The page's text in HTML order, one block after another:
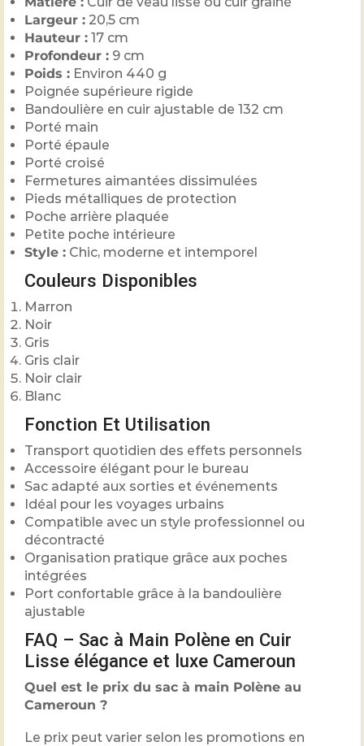
Largeur : 20,5 cm
Hauteur : 17 cm
Profondeur : 9 cm
Poids : Environ 440 g
Poignée supérieure rigide
Bandoulière en cuir ajustable de 132 cm
Porté main
Porté épaule
Porté croisé
Fermetures aimantées dissimulées
Pieds métalliques de protection
Poche arrière plaquée
Petite poche intérieure
Style : Chic, moderne et intemporel
Couleurs Disponibles
Marron
Noir
Gris
Gris clair
Noir clair
Blanc
Fonction Et Utilisation
Transport quotidien des effets personnels
Accessoire élégant pour le bureau
Sac adapté aux sorties et événements
Idéal pour les voyages urbains
Compatible avec un style professionnel ou
décontracté
Organisation pratique grâce aux poches
intégrées
Port confortable grâce à la bandoulière
ajustable
FAQ – Sac à Main Polène en Cuir
Lisse élégance et luxe Cameroun
Quel est le prix du sac à main Polène au
Cameroun ?
Le prix peut varier selon les promotions en